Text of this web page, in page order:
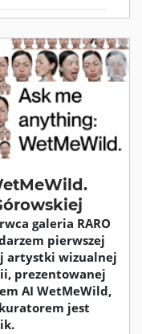
galeria RARO
pierwszej
artystki wizualnej
prezentowanej
AI WetMeWild,
jest